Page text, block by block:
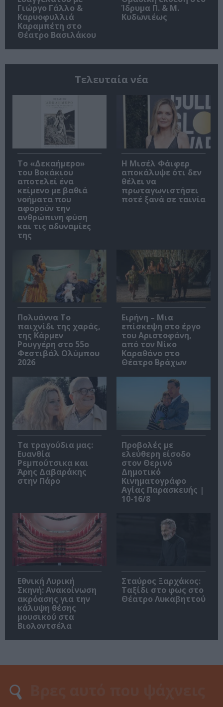
Γιώργο Γάλλο &
Καρυοφυλλιά
Καραμπέτη στο
Θέατρο Βασιλάκου
Ίδρυμα Π. & Μ.
Κυδωνιέως
Τελευταία νέα
Το «Δεκαήμερο»
του Βοκάκιου
αποτελεί ένα
κείμενο με βαθιά
νοήματα που
αφορούν την
ανθρώπινη φύση
και τις αδυναμίες
της
Η Μισέλ Φάιφερ
αποκάλυψε ότι δεν
θέλει να
πρωταγωνιστήσει
ποτέ ξανά σε ταινία
Πολυάννα Το
παιχνίδι της χαράς,
της Κάρμεν
Ρουγγέρη στο 55ο
Φεστιβάλ Ολύμπου
2026
Ειρήνη – Μια
επίσκεψη στο έργο
του Αριστοφάνη,
από τον Νίκο
Καραθάνο στο
Θέατρο Βράχων
Τα τραγούδια μας:
Ευανθία
Ρεμπούτσικα και
Άρης Δαβαράκης
στην Πάρο
Προβολές με
ελεύθερη είσοδο
στον Θερινό
Δημοτικό
Κινηματογράφο
Αγίας Παρασκευής |
10-16/8
Εθνική Λυρική
Σκηνή: Ανακοίνωση
ακρόασης για την
κάλυψη θέσης
μουσικού στα
Βιολοντσέλα
Σταύρος Ξαρχάκος:
Ταξίδι στο φως στο
Θέατρο Λυκαβηττού